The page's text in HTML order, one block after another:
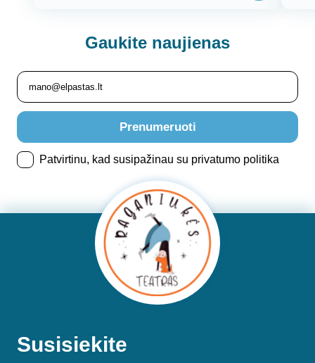
Gaukite naujienas
Prenumeruoti
Patvirtinu, kad susipažinau su privatumo politika
Susisiekite